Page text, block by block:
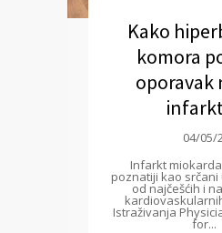
Kako
komora
oporavak
04/05/
Infarkt
poznatiji kao
od najčešćih i
Istraživanja
for...